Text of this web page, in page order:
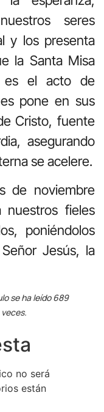
seres
y los presenta
la Santa Misa
es el acto de
pone en sus
Cristo, fuente
asegurando
se acelere.
de noviembre
nuestros fieles
poniéndolos
Jesús, la
se ha leído 689
veces.
no será
están